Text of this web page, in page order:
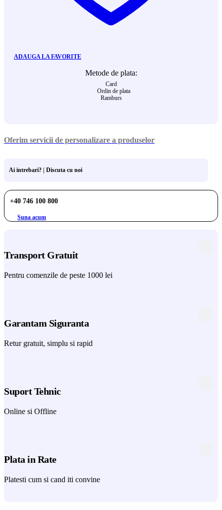
ADAUGA LA FAVORITE
Metode de plata:
Card
Ordin de plata
Ramburs
Oferim servicii de personalizare a produselor
Ai intrebari? | Discuta cu noi
+40 746 100 800
Suna acum
Transport Gratuit
Pentru comenzile de peste 1000 lei
Garantam Siguranta
Retur gratuit, simplu si rapid
Suport Tehnic
Online si Offline
Plata in Rate
Platesti cum si cand iti convine